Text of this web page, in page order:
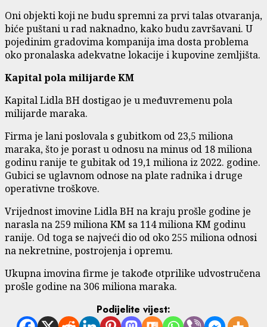
Oni objekti koji ne budu spremni za prvi talas otvaranja,
biće puštani u rad naknadno, kako budu završavani. U
pojedinim gradovima kompanija ima dosta problema
oko pronalaska adekvatne lokacije i kupovine zemljišta.
Kapital pola milijarde KM
Kapital Lidla BH dostigao je u međuvremenu pola
milijarde maraka.
Firma je lani poslovala s gubitkom od 23,5 miliona
maraka, što je porast u odnosu na minus od 18 miliona
godinu ranije te gubitak od 19,1 miliona iz 2022. godine.
Gubici se uglavnom odnose na plate radnika i druge
operativne troškove.
Vrijednost imovine Lidla BH na kraju prošle godine je
narasla na 259 miliona KM sa 114 miliona KM godinu
ranije. Od toga se najveći dio od oko 255 miliona odnosi
na nekretnine, postrojenja i opremu.
Ukupna imovina firme je takođe otprilike udvostručena
prošle godine na 306 miliona maraka.
Podijelite vijest: